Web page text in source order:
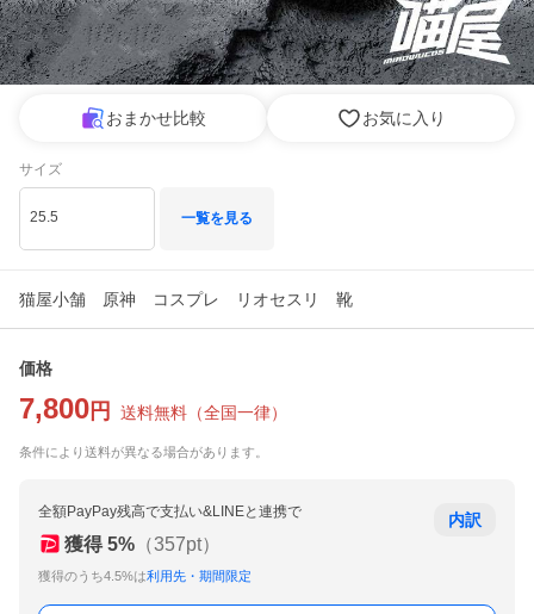
おまかせ比較 お気に入り
サイズ
25.5 一覧を見る
猫屋小舗 原神 コスプレ リオセスリ 靴
価格
7,800 円 送料無料 （全国一律）
条件により送料が異なる場合があります。
全額PayPay残高で支払い&LINEと連携で
獲得 5% （357pt）
獲得のうち4.5%は利用先・期間限定
内訳